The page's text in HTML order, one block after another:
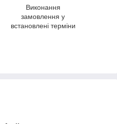
Виконання
замовлення у
встановлені терміни